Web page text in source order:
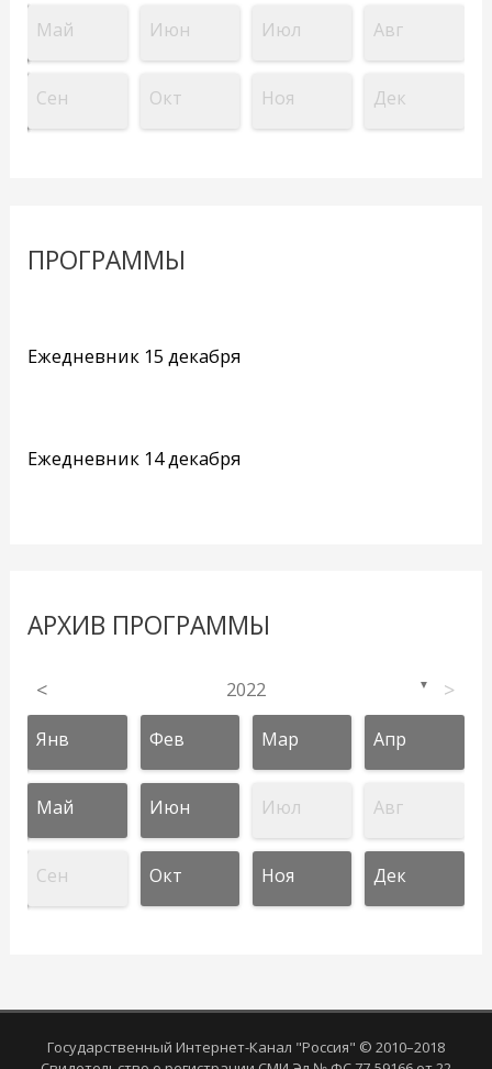
Май Июн Июл Авг
Сен Окт Ноя Дек
ПРОГРАММЫ
Ежедневник 15 декабря
Ежедневник 14 декабря
АРХИВ ПРОГРАММЫ
< 2022 ▼ >
Янв Фев Мар Апр
Май Июн Июл Авг
Сен Окт Ноя Дек
Государственный Интернет-Канал "Россия" © 2010–2018